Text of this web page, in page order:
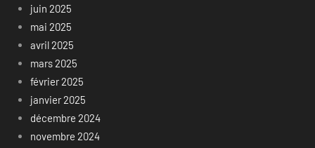
juin 2025
mai 2025
avril 2025
mars 2025
février 2025
janvier 2025
décembre 2024
novembre 2024